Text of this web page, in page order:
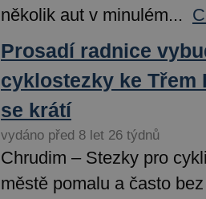
několik aut v minulém...
Prosadí radnice
cyklostezky ke Třem
se krátí
vydáno před 8 let 26 týdnů
Chrudim – Stezky pro
městě pomalu a často